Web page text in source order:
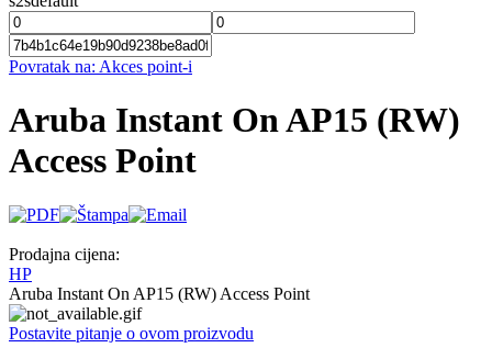
Povratak na: Akces point-i
Aruba Instant On AP15 (RW)
Access Point
Prodajna cijena:
HP
Aruba Instant On AP15 (RW) Access Point
Postavite pitanje o ovom proizvodu